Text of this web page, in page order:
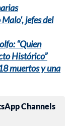
jefes del
“Quien
Histórico”
muertos y una
Channels